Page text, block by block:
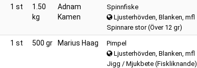
1 st
1.50
kg
Adnam
Kamen
Spinnfiske
Ljusterhövden, Blanken, mfl
Spinnare stor (Över 12 gr)
1 st 500 gr Marius Haag
Pimpel
Ljusterhövden, Blanken, mfl
Jigg / Mjukbete (Fiskliknande)